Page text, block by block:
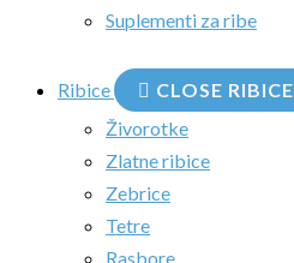
Suplementi za ribe
Ribice CLOSE RIBICE
Živorotke
Zlatne ribice
Zebrice
Tetre
Rasbore